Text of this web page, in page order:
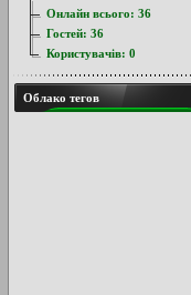
Онлайн всього: 36
Гостей: 36
Користувачів: 0
Облако тегов